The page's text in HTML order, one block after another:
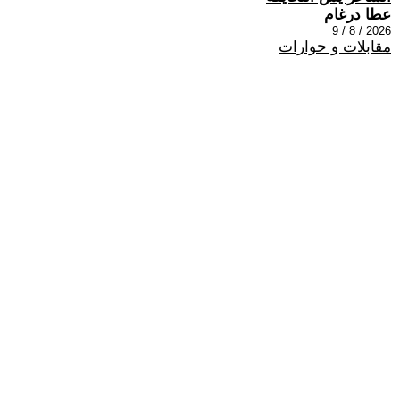
عطا درغام
2026 / 8 / 9
مقابلات و حوارات